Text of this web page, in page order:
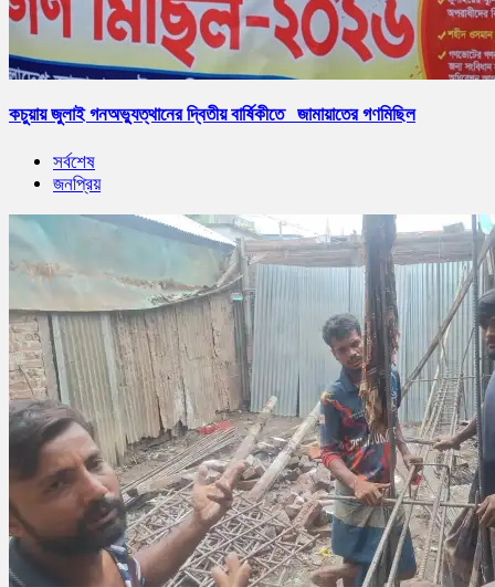
কচুয়ায় জুলাই গনঅভ্যুত্থানের দ্বিতীয় বার্ষিকীতে জামায়াতের গণমিছিল
সর্বশেষ
জনপ্রিয়